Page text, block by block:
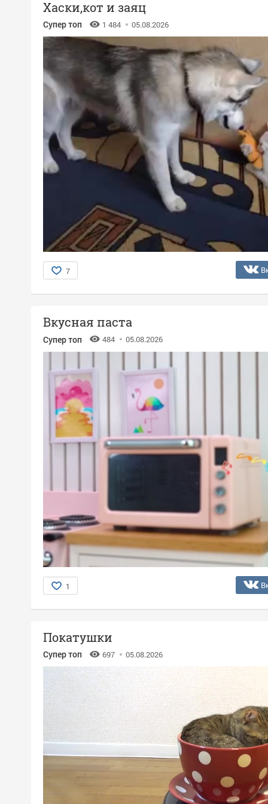
Хаски,кот и заяц
Супер топ 1 484 05.08.2026
7
Вкусная паста
Супер топ 484 05.08.2026
1
Покатушки
Супер топ 697 05.08.2026